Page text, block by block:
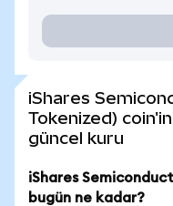
iShares
Tokenized)
güncel kuru
iShares
bugün ne kadar?